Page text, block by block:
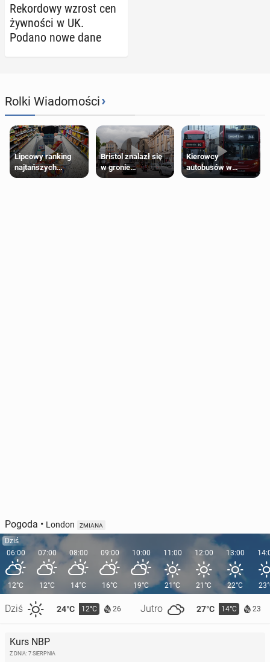
Re­kor­do­wy wzrost cen
żyw­no­ści w UK.
Podano nowe dane
Rolki Wiadomości›
Lipcowy ranking
najtańszych
supermarketów
Bristol znalazł się
w gronie
najlepszych
Kierowcy
autobusów w
Londynie
Pogoda • London ZMIANA
Dziś
06:00
12°C
Dziś 24°C 12°C 26 Jutro 27°C 14°C 23
07:00
12°C
08:00
14°C
09:00
16°C
10:00
19°C
11:00
21°C
12:00
21°C
13:00
22°C
Kurs NBP
Z DNIA: 7 SIERPNIA